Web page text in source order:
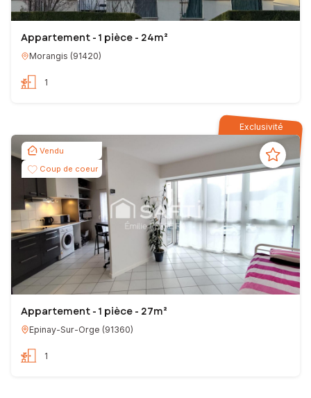
Appartement - 1 pièce - 24m²
Morangis (91420)
1
Exclusivité
Vendu
Coup de coeur
Appartement - 1 pièce - 27m²
Epinay-Sur-Orge (91360)
1